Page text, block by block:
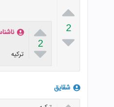

2


2
 ترکیه
شقایق